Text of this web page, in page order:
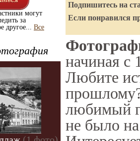
могут
за
другое... Все
Подпишитесь на
Если понравился
начиная с
Любите
любимый
не было